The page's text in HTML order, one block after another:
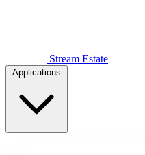
Stream Estate
Applications